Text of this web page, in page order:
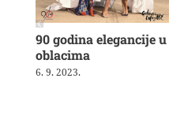
90 godina elegancije u
oblacima
6. 9. 2023.